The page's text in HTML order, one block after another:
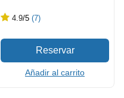
4.9/5 (7)
Añadir al carrito